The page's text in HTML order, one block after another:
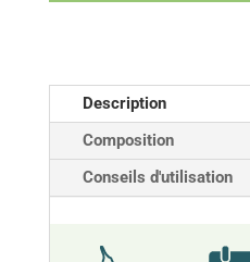
Description
Composition
Conseils d'utilisation